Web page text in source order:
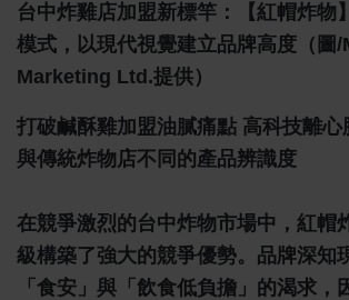
台中炸雞店加盟新標竿：【紅帽炸物
模式，以現代視覺建立品牌高度（圖
Marketing Ltd.提供）
打破鹹酥雞加盟油膩痛點 高科技離心
與傳統炸物店不同的產品辨識度
在競爭激烈的台中炸物市場中，紅帽
級構築了強大的競爭優勢。品牌深知
「食安」與「飲食低負擔」的渴求，